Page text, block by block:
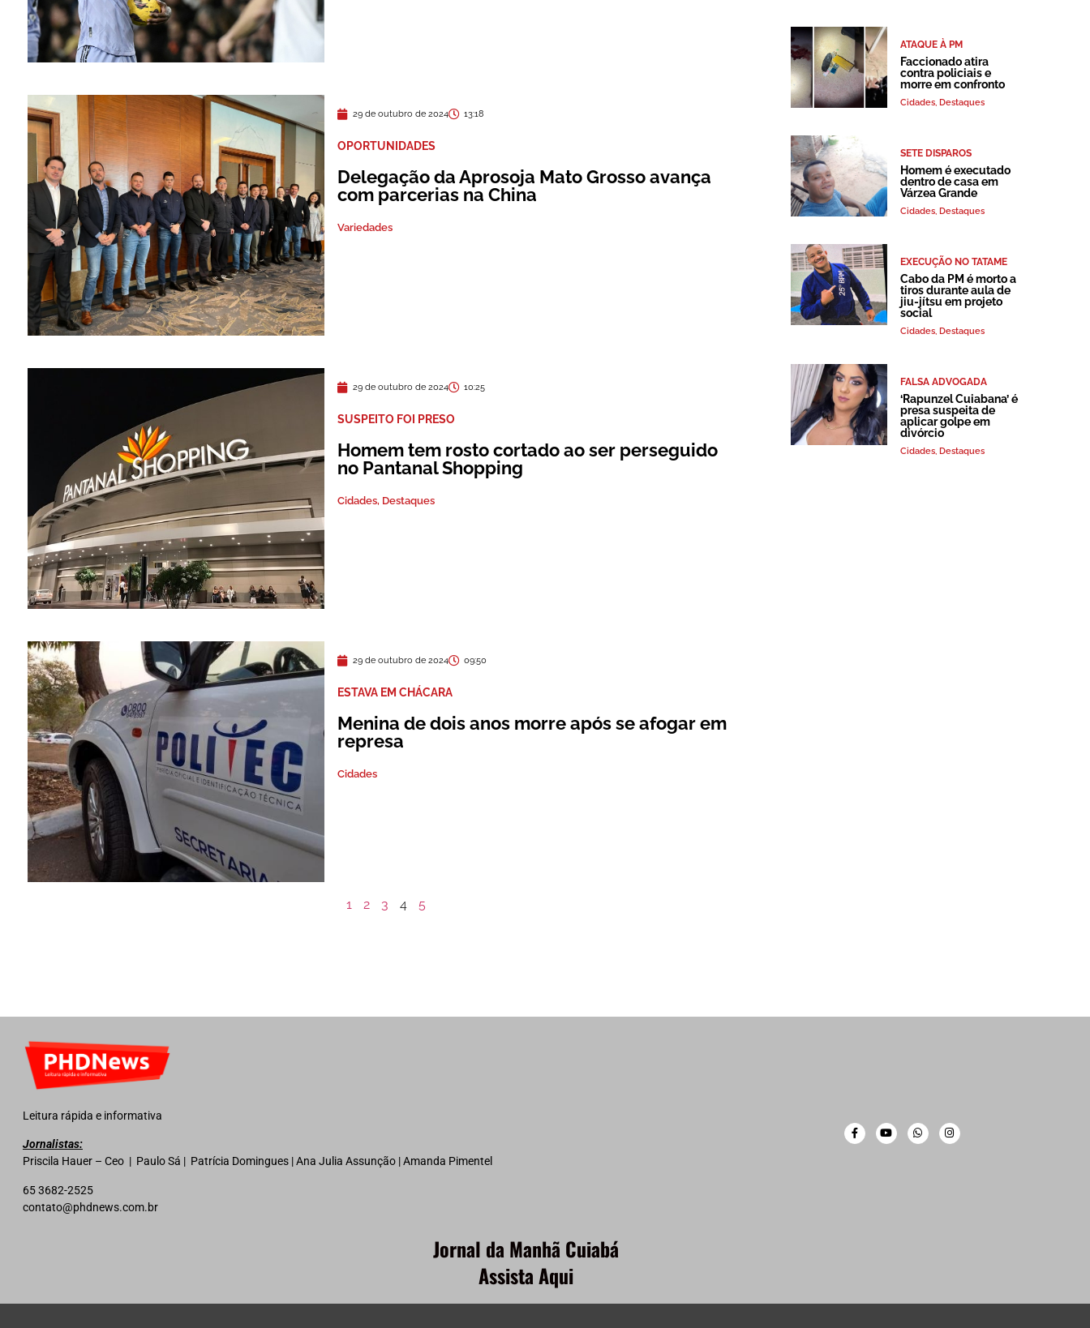
29 de outubro de 2024 13:18
OPORTUNIDADES
Delegação da Aprosoja Mato Grosso avança
com parcerias na China
Variedades
29 de outubro de 2024 10:25
SUSPEITO FOI PRESO
Homem tem rosto cortado ao ser perseguido
no Pantanal Shopping
Cidades, Destaques
29 de outubro de 2024 09:50
ESTAVA EM CHÁCARA
Menina de dois anos morre após se afogar em
represa
Cidades
1 2 3 4 5
ATAQUE À PM
Faccionado atira
contra policiais e
morre em confronto
Cidades, Destaques
SETE DISPAROS
Homem é executado
dentro de casa em
Várzea Grande
Cidades, Destaques
EXECUÇÃO NO TATAME
Cabo da PM é morto a
tiros durante aula de
jiu-jítsu em projeto
social
Cidades, Destaques
FALSA ADVOGADA
‘Rapunzel Cuiabana’ é
presa suspeita de
aplicar golpe em
divórcio
Cidades, Destaques
Leitura rápida e informativa
Jornalistas:
Priscila Hauer – Ceo | Paulo Sá | Patrícia Domingues | Ana Julia Assunção | Amanda Pimentel
65 3682-2525
contato@phdnews.com.br
Jornal da Manhã Cuiabá
Assista Aqui